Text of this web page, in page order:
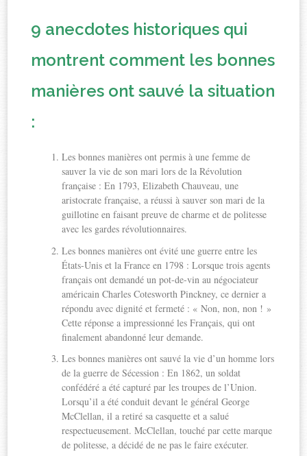
9 anecdotes historiques qui
montrent comment les bonnes
manières ont sauvé la situation
:
Les bonnes manières ont permis à une femme de
sauver la vie de son mari lors de la Révolution
française : En 1793, Elizabeth Chauveau, une
aristocrate française, a réussi à sauver son mari de la
guillotine en faisant preuve de charme et de politesse
avec les gardes révolutionnaires.
Les bonnes manières ont évité une guerre entre les
États-Unis et la France en 1798 : Lorsque trois agents
français ont demandé un pot-de-vin au négociateur
américain Charles Cotesworth Pinckney, ce dernier a
répondu avec dignité et fermeté : « Non, non, non ! »
Cette réponse a impressionné les Français, qui ont
finalement abandonné leur demande.
Les bonnes manières ont sauvé la vie d’un homme lors
de la guerre de Sécession : En 1862, un soldat
confédéré a été capturé par les troupes de l’Union.
Lorsqu’il a été conduit devant le général George
McClellan, il a retiré sa casquette et a salué
respectueusement. McClellan, touché par cette marque
de politesse, a décidé de ne pas le faire exécuter.